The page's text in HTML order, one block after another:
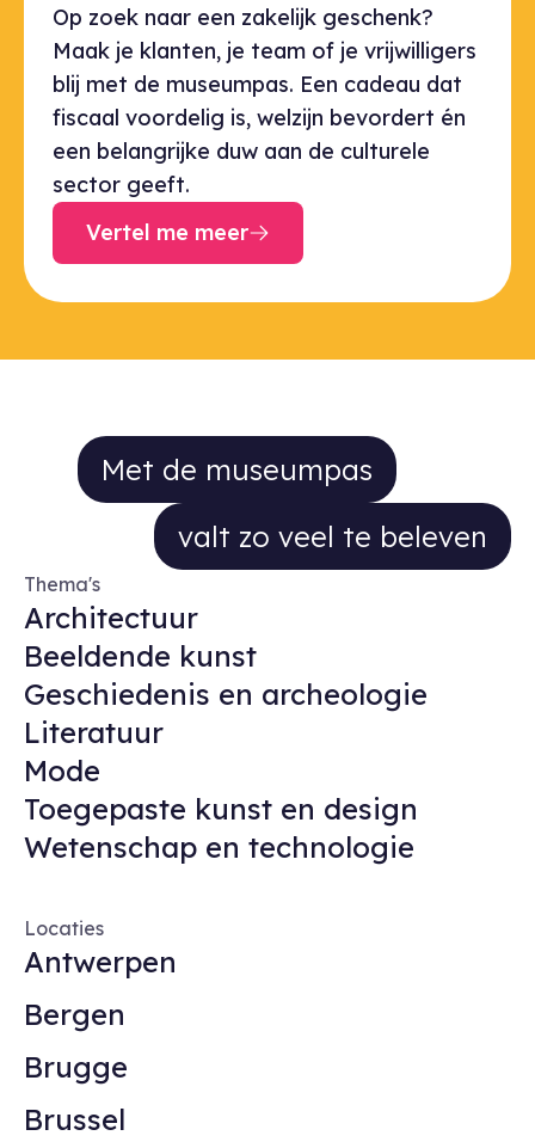
Op zoek naar een zakelijk geschenk?
Maak je klanten, je team of je vrijwilligers
blij met de museumpas. Een cadeau dat
fiscaal voordelig is, welzijn bevordert én
een belangrijke duw aan de culturele
sector geeft.
Vertel me meer
Met de museumpas valt zo veel
Met de museumpas
valt zo veel te beleven
Thema's
Architectuur
Beeldende kunst
Geschiedenis en archeologie
Literatuur
Mode
Toegepaste kunst en design
Wetenschap en technologie
Locaties
Antwerpen
Bergen
Brugge
Brussel